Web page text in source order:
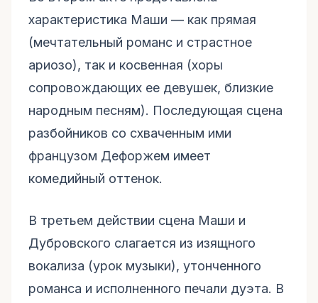
характеристика Маши — как прямая
(мечтательный романс и страстное
ариозо), так и косвенная (хоры
сопровождающих ее девушек, близкие
народным песням). Последующая сцена
разбойников со схваченным ими
французом Дефоржем имеет
комедийный оттенок.
В третьем действии сцена Маши и
Дубровского слагается из изящного
вокализа (урок музыки), утонченного
романса и исполненного печали дуэта. В